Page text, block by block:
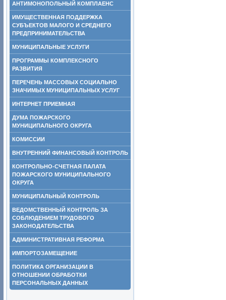
АНТИМОНОПОЛЬНЫЙ КОМПЛАЕНС
ИМУЩЕСТВЕННАЯ ПОДДЕРЖКА
СУБЪЕКТОВ МАЛОГО И СРЕДНЕГО
ПРЕДПРИНИМАТЕЛЬСТВА
МУНИЦИПАЛЬНЫЕ УСЛУГИ
ПРОГРАММЫ КОМПЛЕКСНОГО
РАЗВИТИЯ
ПЕРЕЧЕНЬ МАССОВЫХ СОЦИАЛЬНО
ЗНАЧИМЫХ МУНИЦИПАЛЬНЫХ УСЛУГ
ИНТЕРНЕТ ПРИЕМНАЯ
ДУМА ПОЖАРСКОГО
МУНИЦИПАЛЬНОГО ОКРУГА
КОМИССИИ
ВНУТРЕННИЙ ФИНАНСОВЫЙ КОНТРОЛЬ
КОНТРОЛЬНО-СЧЕТНАЯ ПАЛАТА
ПОЖАРСКОГО МУНИЦИПАЛЬНОГО
ОКРУГА
МУНИЦИПАЛЬНЫЙ КОНТРОЛЬ
ВЕДОМСТВЕННЫЙ КОНТРОЛЬ ЗА
СОБЛЮДЕНИЕМ ТРУДОВОГО
ЗАКОНОДАТЕЛЬСТВА
АДМИНИСТРАТИВНАЯ РЕФОРМА
ИМПОРТОЗАМЕЩЕНИЕ
ПОЛИТИКА ОРГАНИЗАЦИИ В
ОТНОШЕНИИ ОБРАБОТКИ
ПЕРСОНАЛЬНЫХ ДАННЫХ